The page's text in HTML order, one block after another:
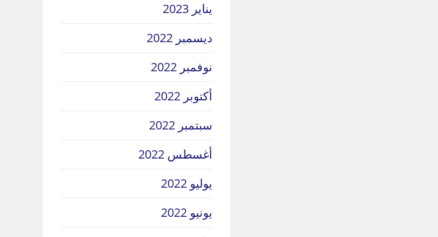
يناير 2023
ديسمبر 2022
نوفمبر 2022
أكتوبر 2022
سبتمبر 2022
أغسطس 2022
يوليو 2022
يونيو 2022